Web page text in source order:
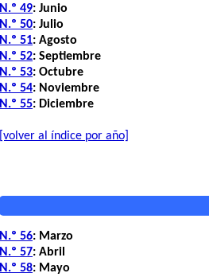
N.º 49: Junio
N.º 50: Julio
N.º 51: Agosto
N.º 52: Septiembre
N.º 53: Octubre
N.º 54: Noviembre
N.º 55: Diciembre
[volver al índice por año]
N.º 56: Marzo
N.º 57: Abril
N.º 58: Mayo